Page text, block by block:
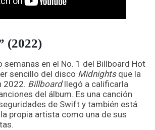
(2022)
semanas en el No. 1 del Billboard Hot
sencillo del disco Midnightsque la
2022. Billboardllegó a calificarla
del álbum. Es una canción
de Swift y también está
propia artista como una de sus